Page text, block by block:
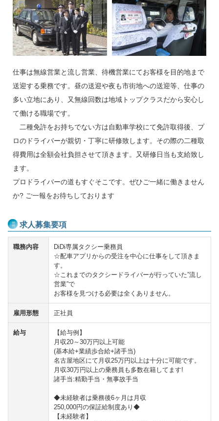
仕事は無線営業と流し営業、待機営業にてお客様を目的地まで
送迎する乗務です。昼の送迎や夜も市街地への送迎等、仕事の
多い立地にあり、又無線回数は地域トップクラスだから安心し
て働ける職場です。
二種免許をお持ちでない方は自動車学校にて免許取得後、プ
ロのドライバーが親切・丁寧に研修致します。その際の二種取
得費用は全額会社負担させて頂きます。又研修日当も支給致し
ます。
プロドライバーの道もすぐそこです。ぜひご一緒に働きません
か? ご一報をお待ちしております
求人募集要項
職務内容
DiDi専属タクシー乗務員
☆配車アプリからの受注を中心に仕事をして頂きま
す。
☆これまでのタクシードライバーが行っていた”流し
営業”で
お客様を見つける必要は全くありません。
雇用形態 正社員
給与
【給与例】
月収20～30万円以上可能
(基本給+業績歩合給+諸手当)
名古屋地区にて月収25万円以上は十分に可能です。
月収30万円以上の乗務員も多数在籍してます!
諸手当:精勤手当・無事故手当
◆未経験者は乗務後6ヶ月は月収
250,000円の保証給制度あり◆
【未経験者】